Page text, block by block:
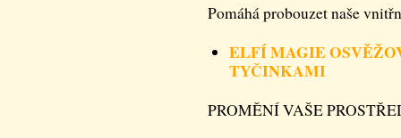
Pomáhá probouzet naše
ELFÍ MAGIE
TYČINKAMI
PROMĚNÍ VAŠE